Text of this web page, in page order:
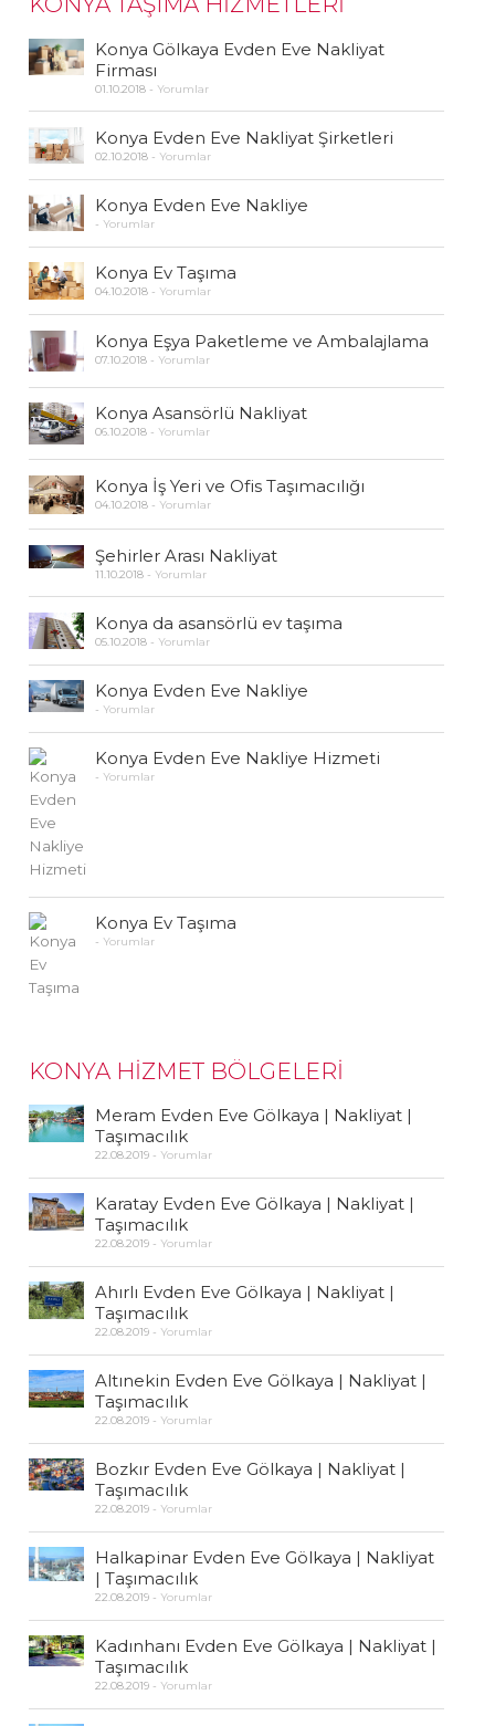
Konya Gölkaya Evden Eve Nakliyat
Firması
01.10.2018 - Yorumlar
Konya Evden Eve Nakliyat Şirketleri
02.10.2018 - Yorumlar
Konya Evden Eve Nakliye
- Yorumlar
Konya Ev Taşıma
04.10.2018 - Yorumlar
Konya Eşya Paketleme ve Ambalajlama
07.10.2018 - Yorumlar
Konya Asansörlü Nakliyat
06.10.2018 - Yorumlar
Konya İş Yeri ve Ofis Taşımacılığı
04.10.2018 - Yorumlar
Şehirler Arası Nakliyat
11.10.2018 - Yorumlar
Konya da asansörlü ev taşıma
05.10.2018 - Yorumlar
Konya Evden Eve Nakliye
- Yorumlar
Konya Evden Eve Nakliye Hizmeti
- Yorumlar
Konya Ev Taşıma
- Yorumlar
KONYA HİZMET BÖLGELERİ
Meram Evden Eve Gölkaya | Nakliyat |
Taşımacılık
22.08.2019 - Yorumlar
Karatay Evden Eve Gölkaya | Nakliyat |
Taşımacılık
22.08.2019 - Yorumlar
Ahırlı Evden Eve Gölkaya | Nakliyat |
Taşımacılık
22.08.2019 - Yorumlar
Altınekin Evden Eve Gölkaya | Nakliyat |
Taşımacılık
22.08.2019 - Yorumlar
Bozkır Evden Eve Gölkaya | Nakliyat |
Taşımacılık
22.08.2019 - Yorumlar
Halkapinar Evden Eve Gölkaya | Nakliyat
| Taşımacılık
22.08.2019 - Yorumlar
Kadınhanı Evden Eve Gölkaya | Nakliyat |
Taşımacılık
22.08.2019 - Yorumlar